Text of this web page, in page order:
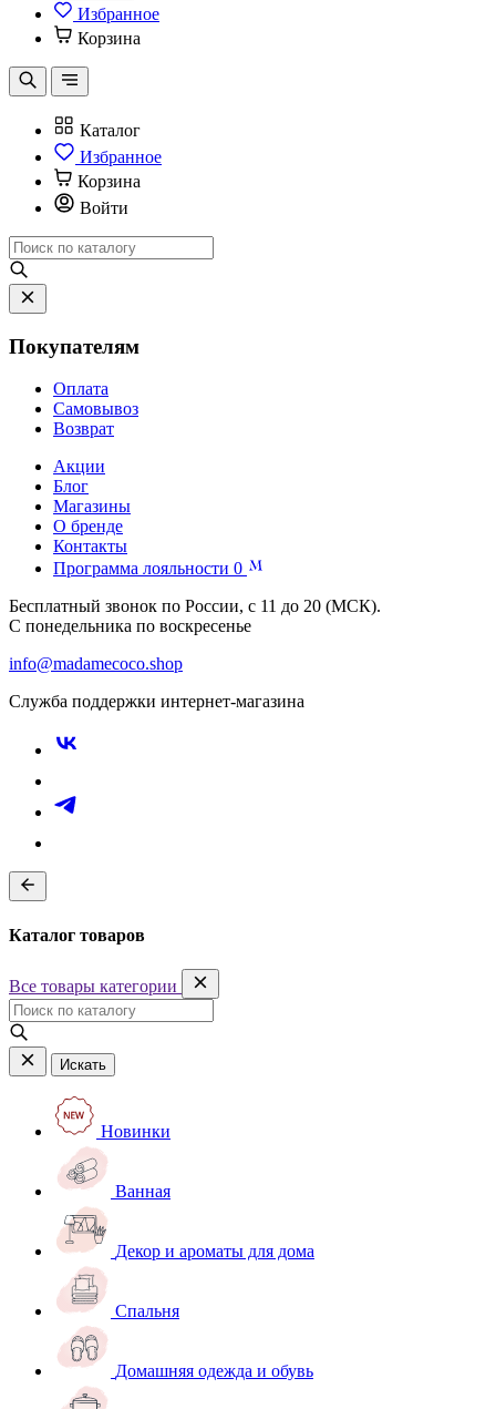
Избранное
Корзина
Каталог
Избранное
Корзина
Войти
Покупателям
Оплата
Самовывоз
Возврат
Акции
Блог
Магазины
О бренде
Контакты
Программа лояльности 0
Бесплатный звонок по России, с 11 до 20 (МСК).
С понедельника по воскресенье
info@madamecoco.shop
Служба поддержки интернет-магазина
Каталог товаров
Все товары категории
Искать
Новинки
Ванная
Декор и ароматы для дома
Спальня
Домашняя одежда и обувь